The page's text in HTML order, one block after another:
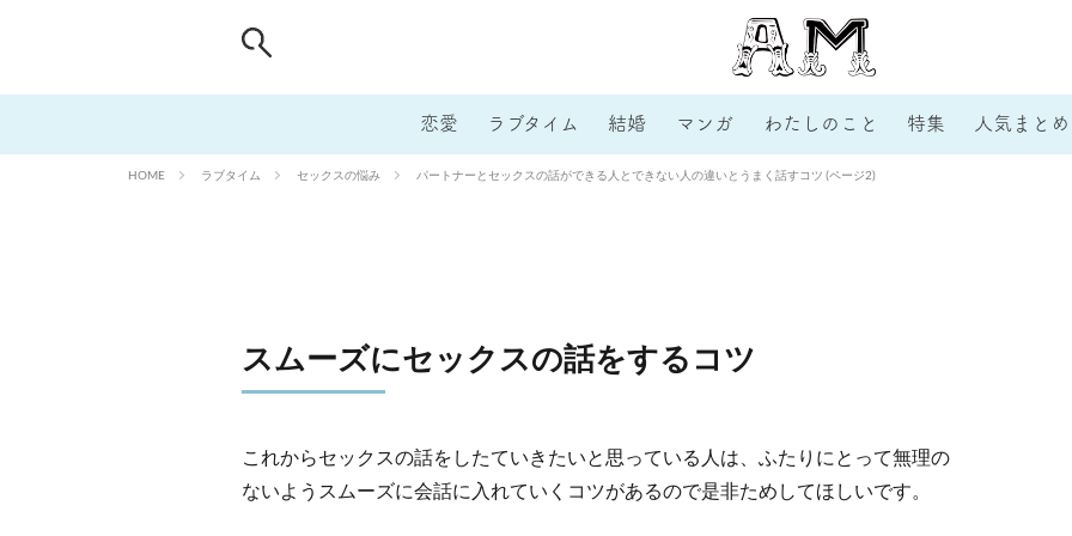
恋愛 ラブタイム 結婚 マンガ わたしのこと 特集 人気まとめ
HOME ラブタイム セックスの悩み パートナーとセックスの話ができる人とできない人の違いとうまく話すコツ (ページ2)
スムーズにセックスの話をするコツ
これからセックスの話をしたていきたいと思っている人は、ふたりにとって無理の
ないようスムーズに会話に入れていくコツがあるので是非ためしてほしいです。